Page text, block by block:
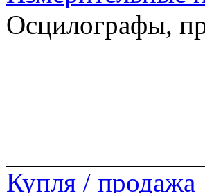
Осцилографы,
Купля / продажа